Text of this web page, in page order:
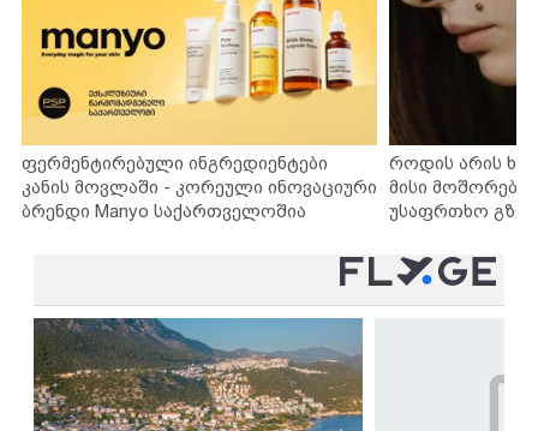
ფერმენტირებული ინგრედიენტები
კანის მოვლაში - კორეული ინოვაციური
ბრენდი Manyo საქართველოშია
როდის არის
მისი
უსაფრთხო